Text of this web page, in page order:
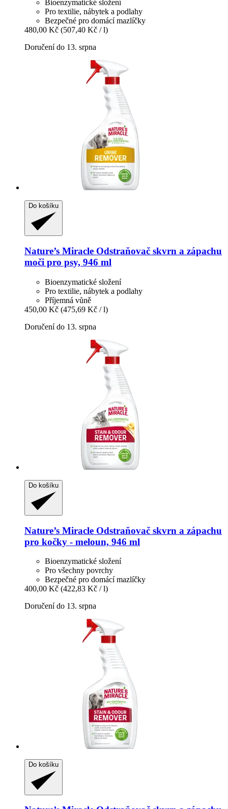
Bioenzymatické složení
Pro textilie, nábytek a podlahy
Bezpečné pro domácí mazlíčky
480,00 Kč (507,40 Kč / l)
Doručení do 13. srpna
Do košíku
Nature’s Miracle Odstraňovač skvrn a zápachu
moči pro psy, 946 ml
Bioenzymatické složení
Pro textilie, nábytek a podlahy
Příjemná vůně
450,00 Kč (475,69 Kč / l)
Doručení do 13. srpna
Do košíku
Nature’s Miracle Odstraňovač skvrn a zápachu
pro kočky -​ meloun, 946 ml
Bioenzymatické složení
Pro všechny povrchy
Bezpečné pro domácí mazlíčky
400,00 Kč (422,83 Kč / l)
Doručení do 13. srpna
Do košíku